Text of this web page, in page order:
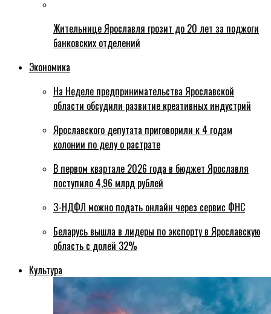
Жительнице Ярославля грозит до 20 лет за поджоги
банковских отделений
Экономика
На Неделе предпринимательства Ярославской
области обсудили развитие креативных индустрий
Ярославского депутата приговорили к 4 годам
колонии по делу о растрате
В первом квартале 2026 года в бюджет Ярославля
поступило 4,96 млрд рублей
3-НДФЛ можно подать онлайн через сервис ФНС
Беларусь вышла в лидеры по экспорту в Ярославскую
область с долей 32%
Культура